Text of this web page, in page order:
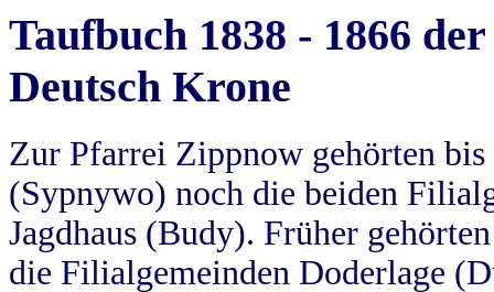
Taufbuch 1838 - 1866
Deutsch Krone
Zur Pfarrei Zippnow gehörten
(Sypnywo) noch die beiden
Jagdhaus (Budy). Früher
die Filialgemeinden Doderlage